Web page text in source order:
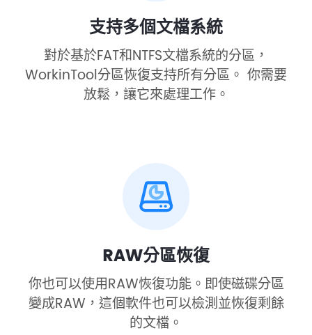
支持多個文檔系統
對於基於FAT和NTFS文檔系統的分區，
WorkinTool分區恢復支持所有分區。 你需要
放鬆，讓它來處理工作。
RAW分區恢復
你也可以使用RAW恢復功能。即使磁碟分區
變成RAW，這個軟件也可以檢測並恢復剩餘
的文檔。